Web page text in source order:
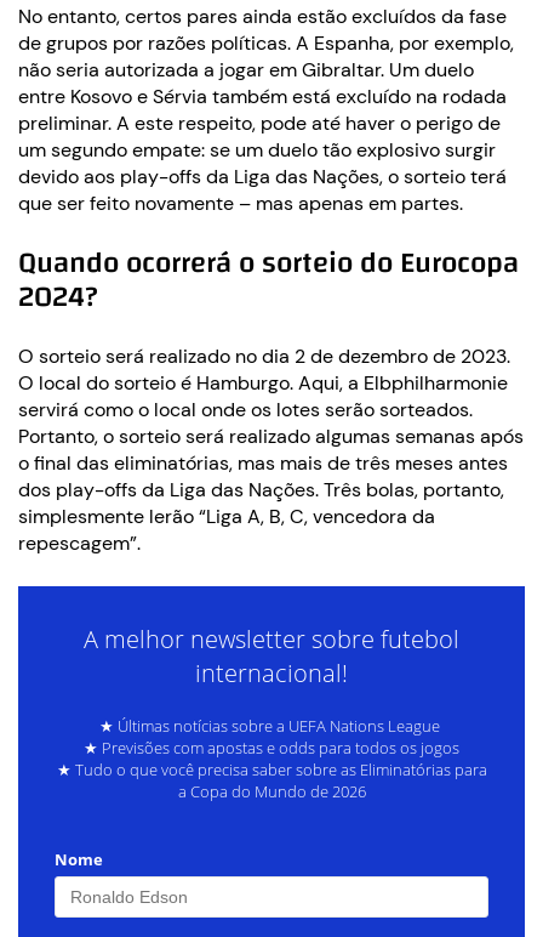
No entanto, certos pares ainda estão excluídos da fase
de grupos por razões políticas. A Espanha, por exemplo,
não seria autorizada a jogar em Gibraltar. Um duelo
entre Kosovo e Sérvia também está excluído na rodada
preliminar. A este respeito, pode até haver o perigo de
um segundo empate: se um duelo tão explosivo surgir
devido aos play-offs da Liga das Nações, o sorteio terá
que ser feito novamente – mas apenas em partes.
Quando ocorrerá o sorteio do Eurocopa
2024?
O sorteio será realizado no dia 2 de dezembro de 2023.
O local do sorteio é Hamburgo. Aqui, a Elbphilharmonie
servirá como o local onde os lotes serão sorteados.
Portanto, o sorteio será realizado algumas semanas após
o final das eliminatórias, mas mais de três meses antes
dos play-offs da Liga das Nações. Três bolas, portanto,
simplesmente lerão “Liga A, B, C, vencedora da
repescagem”.